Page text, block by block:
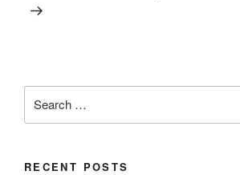
for:
RECENT POSTS